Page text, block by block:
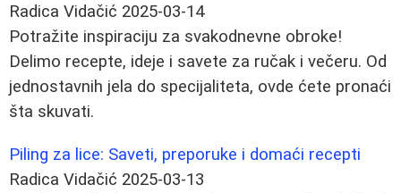
Radica Vidačić 2025-03-14
Potražite inspiraciju za svakodnevne obroke!
Delimo recepte, ideje i savete za ručak i večeru. Od
jednostavnih jela do specijaliteta, ovde ćete pronaći
šta skuvati.
Piling za lice: Saveti, preporuke i domaći recepti
Radica Vidačić 2025-03-13